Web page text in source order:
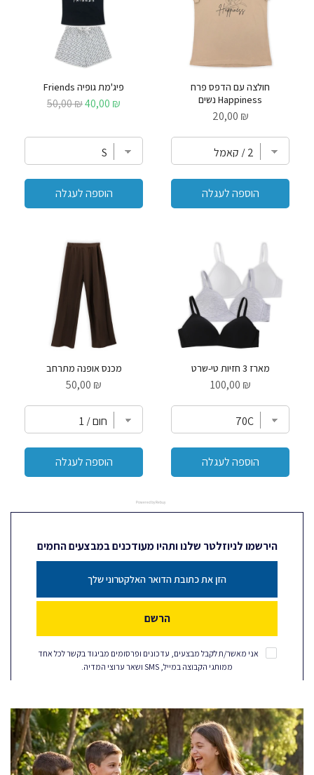
חולצה עם הדפס פרח
Happiness נשים
Price
₪ 20,00
הוספה לעגלה
פיג'מת גופיה Friends
Sale
₪ 40,00
Original
₪ 50,00
הוספה לעגלה
מארז 3 חזיות טי-שרט
Price
₪ 100,00
הוספה לעגלה
מכנס אופנה מתרחב
Price
₪ 50,00
הוספה לעגלה
Powered by Rebuy
הירשמו לניוזלטר שלנו ותהיו מעודכנים במבצעים החמים
הרשם
אני מאשר/ת לקבל מבצעים, עדכונים ופרסומים מביגוד בקשר לכל אחד
ממותגי הקבוצה במייל, SMS ושאר ערוצי המדיה.